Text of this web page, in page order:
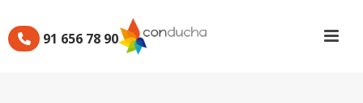
91 656 78 90